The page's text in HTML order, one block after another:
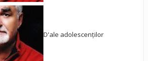
D'ale adolescenților